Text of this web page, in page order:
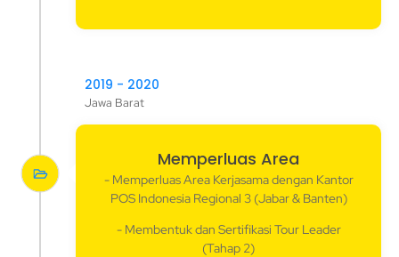
2019 - 2020
Jawa Barat
Memperluas Area
- Memperluas Area Kerjasama dengan Kantor
POS Indonesia Regional 3 (Jabar & Banten)
- Membentuk dan Sertifikasi Tour Leader
(Tahap 2)